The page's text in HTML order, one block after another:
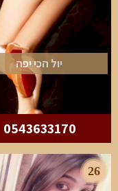
יול הכי יפה
0543633170
26